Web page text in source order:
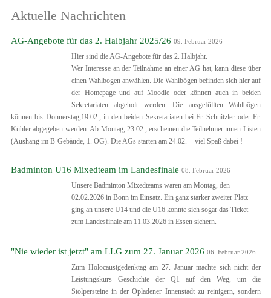
Aktuelle Nachrichten
AG-Angebote für das 2. Halbjahr 2025/26 09. Februar 2026
Hier sind die AG-Angebote für das 2. Halbjahr.
Wer Interesse an der Teilnahme an einer AG hat, kann diese über
einen Wahlbogen anwählen. Die Wahlbögen befinden sich hier auf
der Homepage und auf Moodle oder können auch in beiden
Sekretariaten abgeholt werden. Die ausgefüllten Wahlbögen
können bis Donnerstag,19.02., in den beiden Sekretariaten bei Fr. Schnitzler oder Fr.
Kühler abgegeben werden. Ab Montag, 23.02., erscheinen die Teilnehmer:innen-Listen
(Aushang im B-Gebäude, 1. OG). Die AGs starten am 24.02. - viel Spaß dabei !
Badminton U16 Mixedteam im Landesfinale 08. Februar 2026
Unsere Badminton Mixedteams waren am Montag, den
02.02.2026 in Bonn im Einsatz. Ein ganz starker zweiter Platz
ging an unsere U14 und die U16 konnte sich sogar das Ticket
zum Landesfinale am 11.03.2026 in Essen sichern.
"Nie wieder ist jetzt" am LLG zum 27. Januar 2026 06. Februar 2026
Zum Holocaustgedenktag am 27. Januar machte sich nicht der
Leistungskurs Geschichte der Q1 auf den Weg, um die
Stolpersteine in der Opladener Innenstadt zu reinigern, sondern